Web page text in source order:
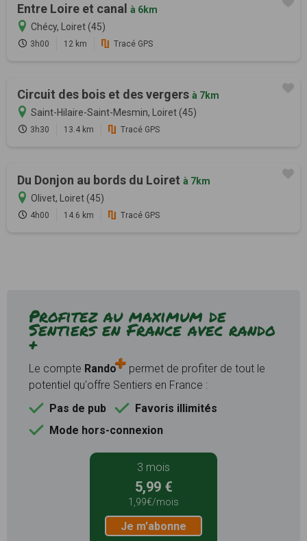
Entre Loire et canal à 6km
Chécy, Loiret (45)
3h00 12 km Tracé GPS
Circuit des bois et des vergers à 7km
Saint-Hilaire-Saint-Mesmin, Loiret (45)
3h30 13.4 km Tracé GPS
Du Donjon au bords du Loiret à 7km
Olivet, Loiret (45)
4h00 14.6 km Tracé GPS
Profitez au maximum de
Sentiers en France avec rando
+
Le compte Rando
permet de profiter de tout le
potentiel qu'offre Sentiers en France :
Pas de pub
Favoris illimités
Mode hors-connexion
3 mois
5,99 €
1,99€/mois
Je m'abonne